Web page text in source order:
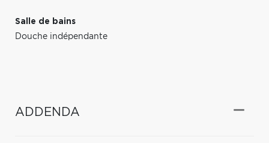
Salle de bains
Douche indépendante
ADDENDA